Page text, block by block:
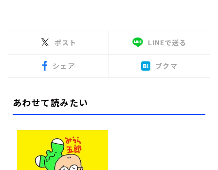
ポスト LINEで送る
シェア ブクマ
あわせて読みたい